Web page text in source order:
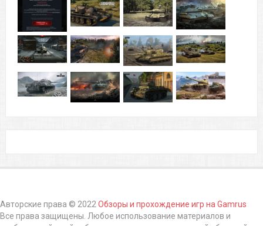
Авторские права © 2022 Обзоры и прохождение игр на Gamrus
Все права защищены. Любое использование материалов и